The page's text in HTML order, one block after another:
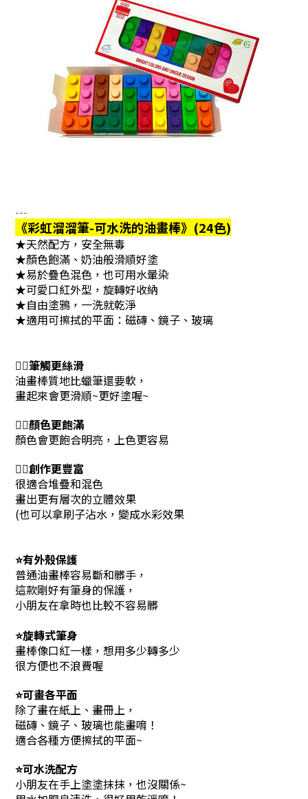
---
《彩虹溜溜筆-可水洗的油畫棒》 (24色)
★天然配方，安全無毒
★顏色飽滿、奶油般滑順好塗
★易於疊色混色，也可用水暈染
★可愛口紅外型，旋轉好收納
★自由塗鴉，一洗就乾淨
★適用可擦拭的平面：磁磚、鏡子、玻璃
👉🏻筆觸更絲滑
油畫棒質地比蠟筆還要軟，
畫起來會更滑順~更好塗喔~
👉🏻顏色更飽滿
顏色會更飽合明亮，上色更容易
👉🏻創作更豐富
很適合堆疊和混色
畫出更有層次的立體效果
(也可以拿刷子沾水，變成水彩效果
⭐有外殼保護
普通油畫棒容易斷和髒手，
這款剛好有筆身的保護，
小朋友在拿時也比較不容易髒
⭐旋轉式筆身
畫棒像口紅一樣，想用多少轉多少
很方便也不浪費喔
⭐可畫各平面
除了畫在紙上、畫冊上，
磁磚、鏡子、玻璃也能畫唷！
適合各種方便擦拭的平面~
⭐可水洗配方
小朋友在手上塗塗抹抹，也沒關係~